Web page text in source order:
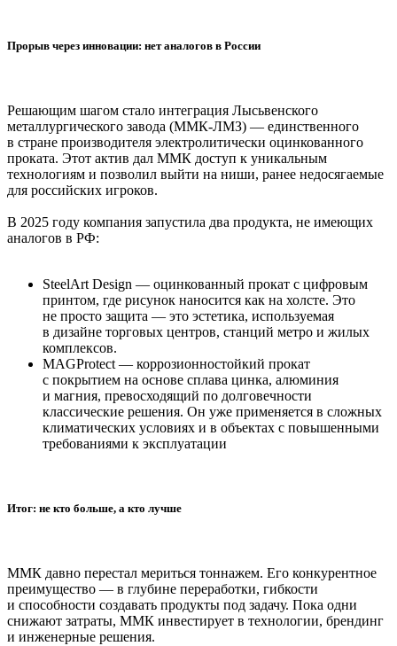
Прорыв через инновации: нет аналогов в России
Решающим шагом стало интеграция Лысьвенского
металлургического завода (ММК-ЛМЗ) — единственного
в стране производителя электролитически оцинкованного
проката. Этот актив дал ММК доступ к уникальным
технологиям и позволил выйти на ниши, ранее недосягаемые
для российских игроков.
В 2025 году компания запустила два продукта, не имеющих
аналогов в РФ:
SteelArt Design — оцинкованный прокат с цифровым
принтом, где рисунок наносится как на холсте. Это
не просто защита — это эстетика, используемая
в дизайне торговых центров, станций метро и жилых
комплексов.
MAGProtect — коррозионностойкий прокат
с покрытием на основе сплава цинка, алюминия
и магния, превосходящий по долговечности
классические решения. Он уже применяется в сложных
климатических условиях и в объектах с повышенными
требованиями к эксплуатации
Итог: не кто больше, а кто лучше
ММК давно перестал мериться тоннажем. Его конкурентное
преимущество — в глубине переработки, гибкости
и способности создавать продукты под задачу. Пока одни
снижают затраты, ММК инвестирует в технологии, брендинг
и инженерные решения.